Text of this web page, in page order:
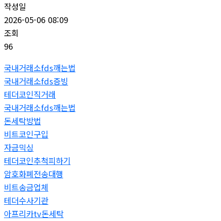
작성일
2026-05-06 08:09
조회
96
국내거래소fds깨는법
국내거래소fds증빙
테더코인직거래
국내거래소fds깨는법
돈세탁방법
비트코인구입
자금믹싱
테더코인추척피하기
암호화폐전송대행
비트송금업체
테더수사기관
아프리카tv돈세탁